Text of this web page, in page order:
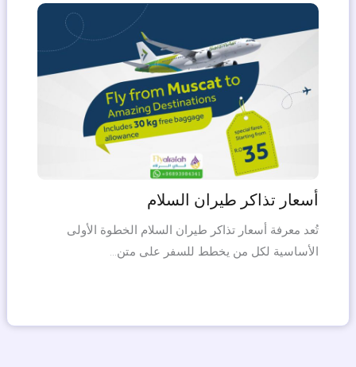
أسعار تذاكر طيران السلام
تُعد معرفة أسعار تذاكر طيران السلام الخطوة الأولى
الأساسية لكل من يخطط للسفر على متن…